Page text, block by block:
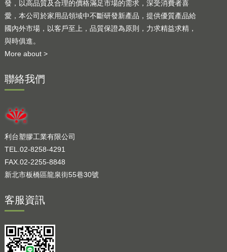
發，以高品質及合理的價格滿足市場的需求，深受消費者喜
愛，本公司於家用品領域中不斷研發新產品，提供優質產品給
國內外市場，以客戶至上，品質保證為原則，力求精益求精，
與時俱進。
More about >
聯絡我們
利台塑膠工業有限公司
TEL.02-8258-4291
FAX.02-2255-8848
新北市板橋區龍泉街55巷30號
客服資訊